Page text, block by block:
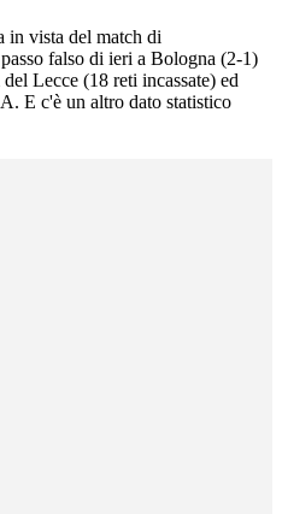
in vista del match di
falso di ieri a Bologna (2-1)
Lecce (18 reti incassate) ed
E c'è un altro dato statistico